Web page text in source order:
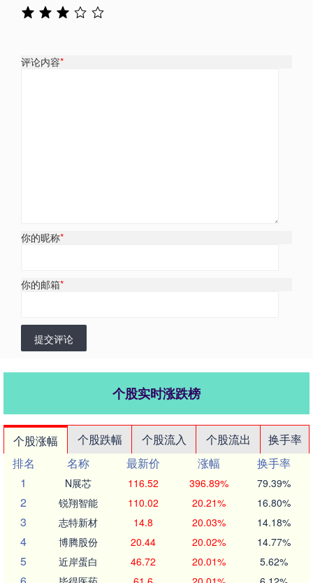
评论内容*
你的昵称*
你的邮箱*
提交评论
个股实时涨跌榜
个股涨幅 个股跌幅 个股流入 个股流出
换手率
排名
名称 最新价 涨幅
换手率
1
N展芯 116.52 396.89% 79.39%
2 锐翔智能 110.02 20.21% 16.80%
3 志特新材 14.8 20.03% 14.18%
4 博腾股份 20.44 20.02% 14.77%
5 近岸蛋白 46.72 20.01% 5.62%